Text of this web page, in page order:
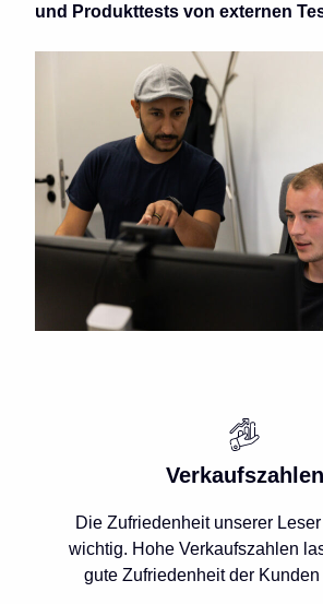
und Produkttests von externen
Verkaufszahlen
Die Zufriedenheit unserer
wichtig. Hohe Verkaufszahlen
gute Zufriedenheit der